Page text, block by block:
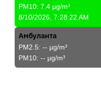
PM10: 7.4 µg/m³
8/10/2026, 7:28:22 AM
Амбуланта
PM2.5: -- µg/m³
PM10: -- µg/m³